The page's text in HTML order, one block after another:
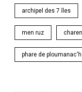
archipel des 7 îles
men ruz
phare de ploumanac'h